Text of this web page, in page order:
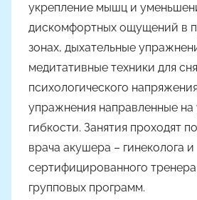
укрепление мышц и
дискомфортных ощущений в
зонах, дыхательные
медитативные техники для
психологического
упражнения направленные
гибкости. Занятия проходят
врача акушера – гинеколога и
сертифицированного
групповых программ.